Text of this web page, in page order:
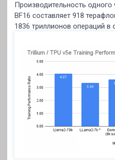
Производительность одного
BF16 составляет 918
1836 триллионов операций в